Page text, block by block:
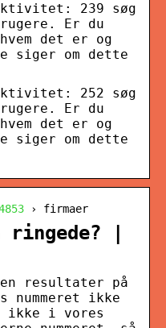
239 søg
Er du
det er og
siger om dette
252 søg
Er du
det er og
siger om dette
› firmaer
ringede? |
resultater på
nummeret ikke
ikke i vores